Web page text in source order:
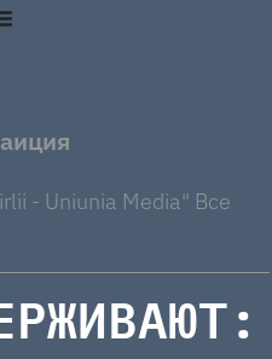
- Uniunia Media" Все